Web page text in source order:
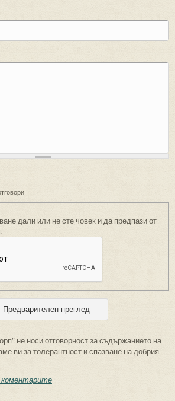
дали или не сте човек и да предпази от
не носи отговорност за съдържанието на
ви за толерантност и спазване на добрия
коментарите